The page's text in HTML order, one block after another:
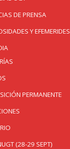
DE PRENSA
Y EFEMERIDES
PERMANENTE
(28-29 SEPT)